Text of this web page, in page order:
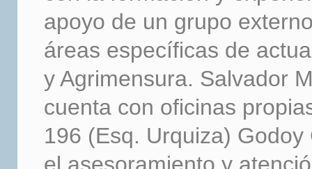
apoyo de un grupo
áreas específicas de
y Agrimensura. Salvador
cuenta con oficinas
196 (Esq. Urquiza)